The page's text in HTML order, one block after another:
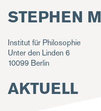
a
n
a
i
STEPHEN
Institut für Philosophie
Unter den Linden 6
10099 Berlin
AKTUELL